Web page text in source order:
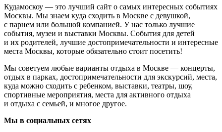
Кудамоскоу — это лучший сайт о самых интересных событиях
Москвы. Мы знаем куда сходить в Москве с девушкой,
с парнем или большой компанией. У нас только лучшие
события, музеи и выставки Москвы. События для детей
и их родителей, лучшие достопримечательности и интересные
места Москвы, которые обязательно стоит посетить!
Мы советуем любые варианты отдыха в Москве — концерты,
отдых в парках, достопримечательности для экскурсий, места,
куда можно сходить с ребенком, выставки, театры, шоу,
спортивные мероприятия, места для активного отдыха
и отдыха с семьей, и многое другое.
Мы в социальных сетях